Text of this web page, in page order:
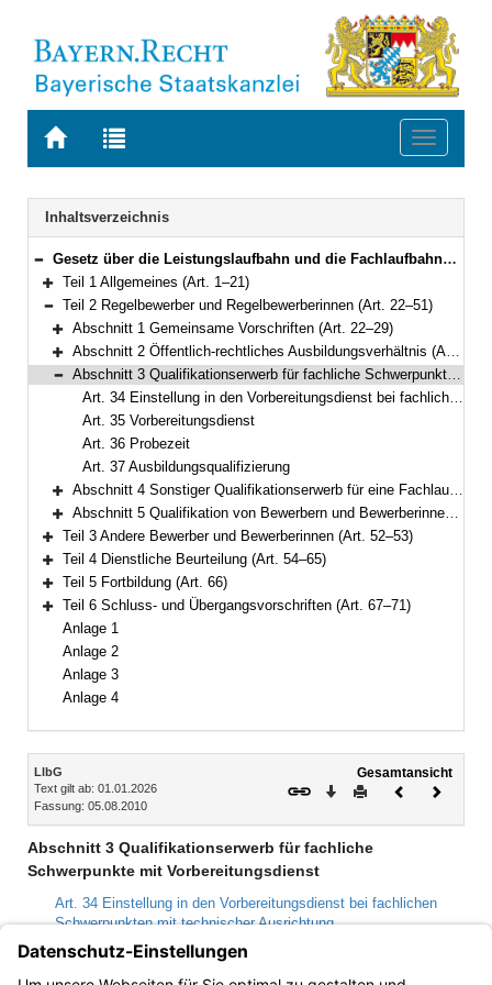
Zur
BAYERN.RECHT
Zur
letzten
Suche
Toggle
Navigation
Inhaltsverzeichnis
Bereich reduzieren
Gesetz über die Leistungslaufbahn und die Fachlaufbahnen der bayerischen Beamten und Beamtinnen (Leistungslaufbahngesetz – LlbG) Vom 5. August 2010 (GVBl. S. 410, 571) BayRS 2030-1-4-F (Art. 1–71)
Bereich erweitern
Teil 1 Allgemeines (Art. 1–21)
Bereich reduzieren
Teil 2 Regelbewerber und Regelbewerberinnen (Art. 22–51)
Bereich erweitern
Abschnitt 1 Gemeinsame Vorschriften (Art. 22–29)
Bereich erweitern
Abschnitt 2 Öffentlich-rechtliches Ausbildungsverhältnis (Art. 30–33)
Bereich reduzieren
Abschnitt 3 Qualifikationserwerb für fachliche Schwerpunkte mit Vorbereitungsdienst (Art. 34–37)
Art. 34 Einstellung in den Vorbereitungsdienst bei fachlichen Schwerpunkten mit technischer Ausrichtung
Art. 35 Vorbereitungsdienst
Art. 36 Probezeit
Art. 37 Ausbildungsqualifizierung
Bereich erweitern
Abschnitt 4 Sonstiger Qualifikationserwerb für eine Fachlaufbahn (Art. 38–40)
Bereich erweitern
Abschnitt 5 Qualifikation von Bewerbern und Bewerberinnen aus Mitgliedstaaten (Art. 41–51)
Bereich erweitern
Teil 3 Andere Bewerber und Bewerberinnen (Art. 52–53)
Bereich erweitern
Teil 4 Dienstliche Beurteilung (Art. 54–65)
Bereich erweitern
Teil 5 Fortbildung (Art. 66)
Bereich erweitern
Teil 6 Schluss- und Übergangsvorschriften (Art. 67–71)
Anlage 1
Anlage 2
Anlage 3
Anlage 4
Inhalt
LlbG
Text gilt ab: 01.01.2026
Fassung: 05.08.2010
Gesamtansicht
Download
DruckenVorheriges
Abschnitt 3 Qualifikationserwerb für fachliche
Schwerpunkte mit Vorbereitungsdienst
Art. 34 Einstellung in den Vorbereitungsdienst bei fachlichen
Schwerpunkten mit technischer Ausrichtung
Art. 35 Vorbereitungsdienst
Art. 36 Probezeit